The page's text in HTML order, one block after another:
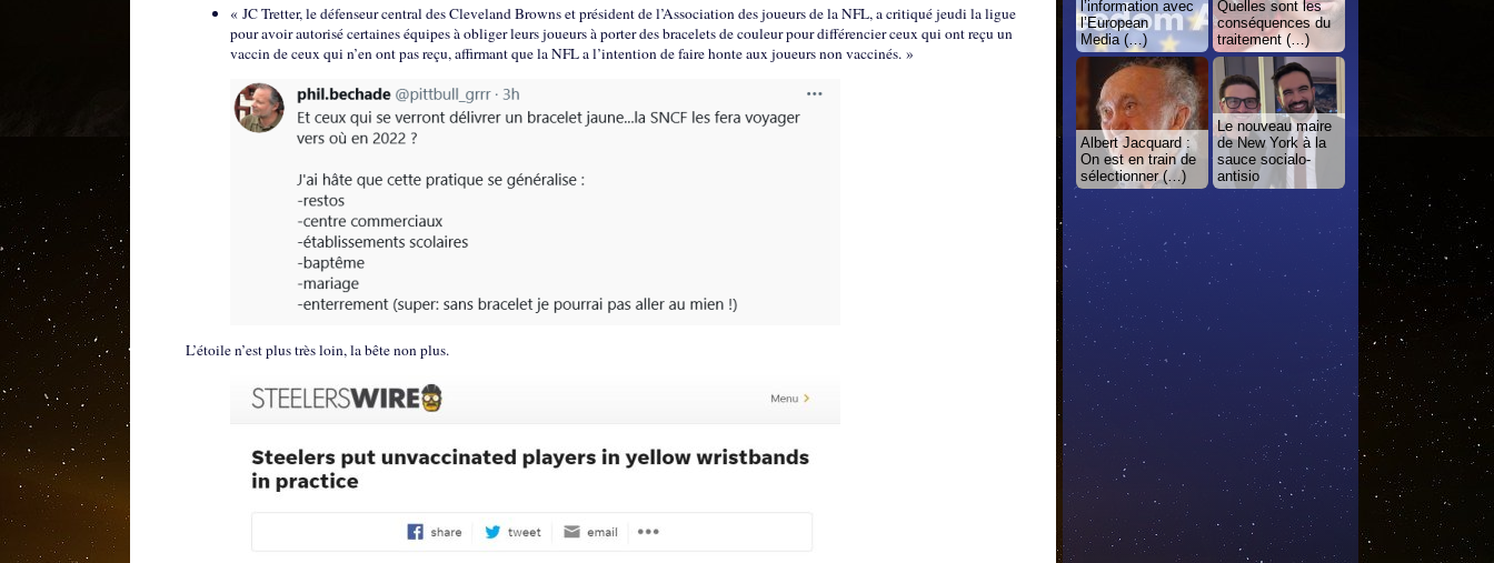
« JC Tretter, le défenseur central des Cleveland Browns et président de l’Association des joueurs de la NFL, a critiqué jeudi la ligue
pour avoir autorisé certaines équipes à obliger leurs joueurs à porter des bracelets de couleur pour différencier ceux qui ont reçu un
vaccin de ceux qui n’en ont pas reçu, affirmant que la NFL a l’intention de faire honte aux joueurs non vaccinés. »
L’étoile n’est plus très loin, la bête non plus.
l’information avec
l’European
Media (…)
Quelles sont les
conséquences du
traitement (…)
Albert Jacquard :
On est en train de
sélectionner (…)
Le nouveau maire
de New York à la
sauce socialo-
antisio